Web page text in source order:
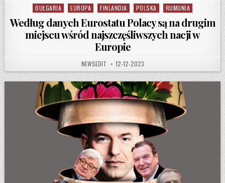
Posted in
BUŁGARIA EUROPA FINLANDIA POLSKA RUMUNIA
Według danych Eurostatu Polacy są na drugim
miejscu wśród najszczęśliwszych nacji w
Europie
AUTHOR:
NEWSEDIT PUBLISHED DATE:
12-12-2023